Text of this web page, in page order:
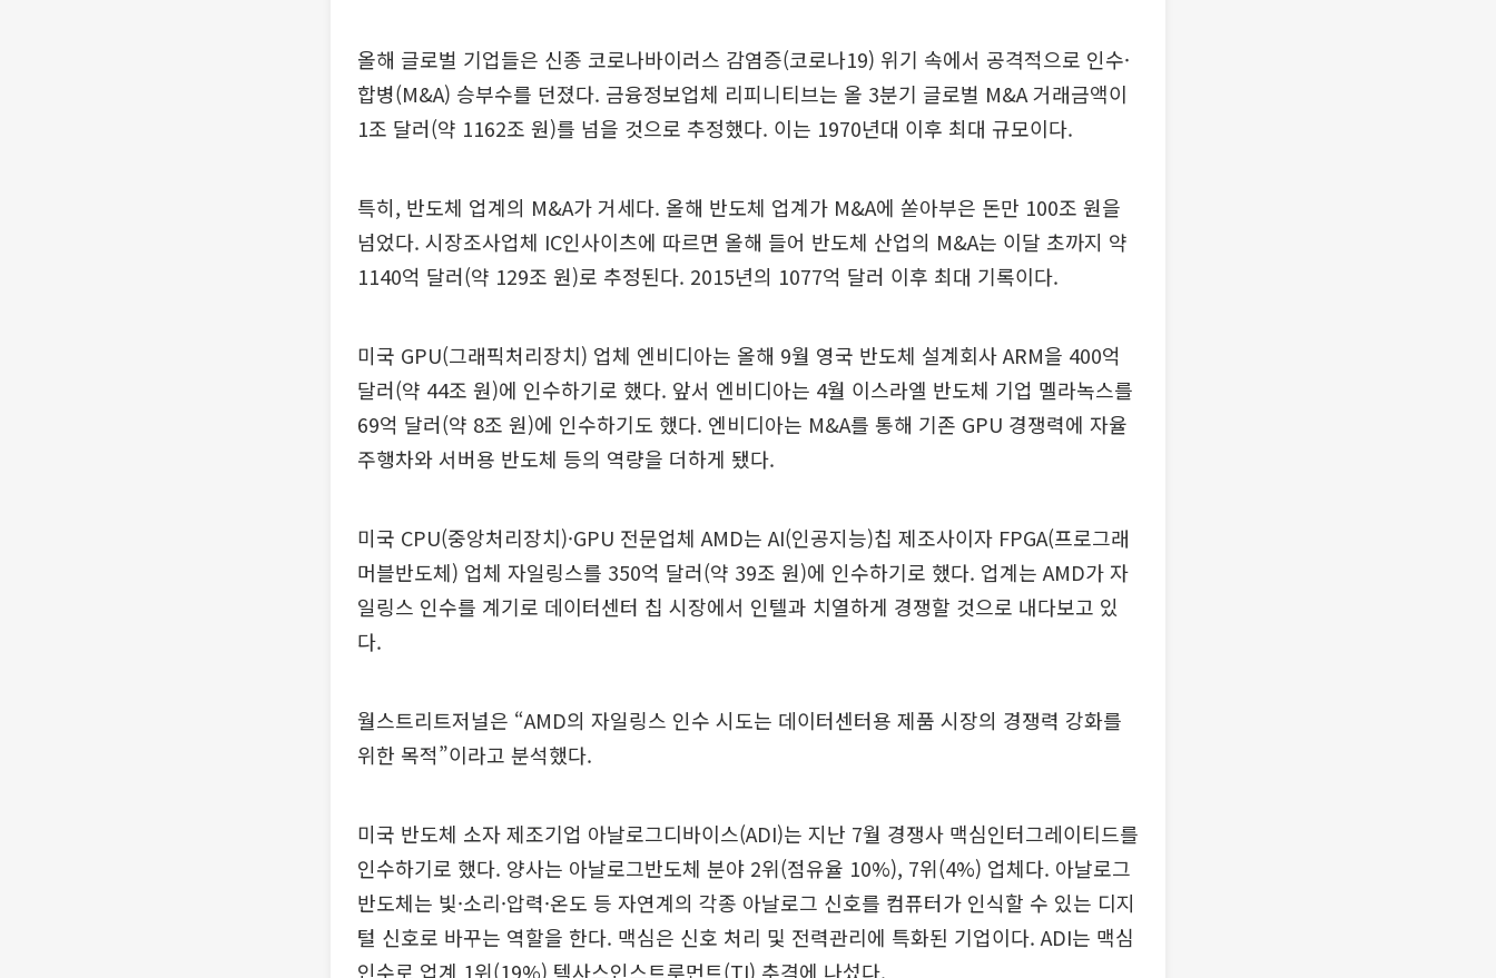
올해 글로벌 기업들은 신종 코로나바이러스 감염증(코로나19) 위기 속에서 공격적으로 인수·
합병(M&A) 승부수를 던졌다. 금융정보업체 리피니티브는 올 3분기 글로벌 M&A 거래금액이
1조 달러(약 1162조 원)를 넘을 것으로 추정했다. 이는 1970년대 이후 최대 규모이다.
특히, 반도체 업계의 M&A가 거세다. 올해 반도체 업계가 M&A에 쏟아부은 돈만 100조 원을
넘었다. 시장조사업체 IC인사이츠에 따르면 올해 들어 반도체 산업의 M&A는 이달 초까지 약
1140억 달러(약 129조 원)로 추정된다. 2015년의 1077억 달러 이후 최대 기록이다.
미국 GPU(그래픽처리장치) 업체 엔비디아는 올해 9월 영국 반도체 설계회사 ARM을 400억
달러(약 44조 원)에 인수하기로 했다. 앞서 엔비디아는 4월 이스라엘 반도체 기업 멜라녹스를
69억 달러(약 8조 원)에 인수하기도 했다. 엔비디아는 M&A를 통해 기존 GPU 경쟁력에 자율
주행차와 서버용 반도체 등의 역량을 더하게 됐다.
미국 CPU(중앙처리장치)·GPU 전문업체 AMD는 AI(인공지능)칩 제조사이자 FPGA(프로그래
머블반도체) 업체 자일링스를 350억 달러(약 39조 원)에 인수하기로 했다. 업계는 AMD가 자
일링스 인수를 계기로 데이터센터 칩 시장에서 인텔과 치열하게 경쟁할 것으로 내다보고 있
다.
월스트리트저널은 “AMD의 자일링스 인수 시도는 데이터센터용 제품 시장의 경쟁력 강화를
위한 목적”이라고 분석했다.
미국 반도체 소자 제조기업 아날로그디바이스(ADI)는 지난 7월 경쟁사 맥심인터그레이티드를
인수하기로 했다. 양사는 아날로그반도체 분야 2위(점유율 10%), 7위(4%) 업체다. 아날로그
반도체는 빛·소리·압력·온도 등 자연계의 각종 아날로그 신호를 컴퓨터가 인식할 수 있는 디지
털 신호로 바꾸는 역할을 한다. 맥심은 신호 처리 및 전력관리에 특화된 기업이다. ADI는 맥심
인수로 업계 1위(19%) 텍사스인스트루먼트(TI) 추격에 나섰다.